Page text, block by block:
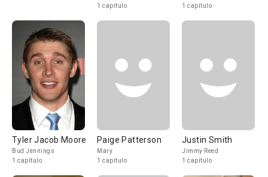
1 capítulo
1 capítulo
Tyler Jacob Moore
Bud Jennings
1 capítulo
Paige Patterson
Mary
1 capítulo
Justin Smith
Jimmy Reed
1 capítulo